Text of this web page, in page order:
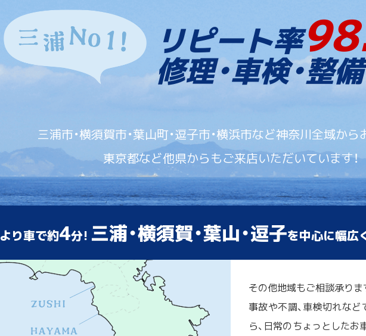
リピート率
修理・車検・整備
三浦市・横須賀市・葉山町・逗子市・横浜市など神奈川全域から
東京都など他県からもご来店いただいています！
より車で約4分! 三浦・横須賀・葉山・逗子を中心に幅広
その他地域もご相談承りま
事故や不調、車検切れな
ら、日常のちょっとした